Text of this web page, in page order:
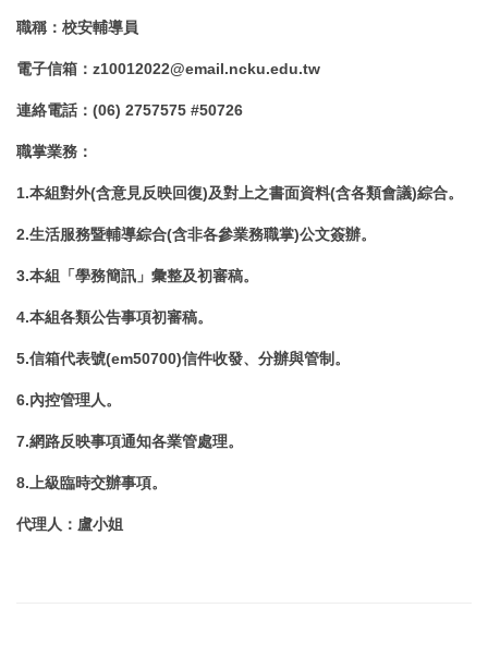
職稱 ： 校安輔導員
電子信箱 ： z10012022@email.ncku.edu.tw
連絡電話 ： (06) 2757575 #50726
職掌業務 ：
1.本組對外(含意見反映回復)及對上之書面資料(含各類會議)綜合。
2.生活服務暨輔導綜合(含非各參業務職掌)公文簽辦。
3.本組「學務簡訊」彙整及初審稿。
4.本組各類公告事項初審稿。
5.信箱代表號(em50700)信件收發、分辦與管制。
6.內控管理人。
7.網路反映事項通知各業管處理。
8.上級臨時交辦事項。
代理人 ：盧小姐